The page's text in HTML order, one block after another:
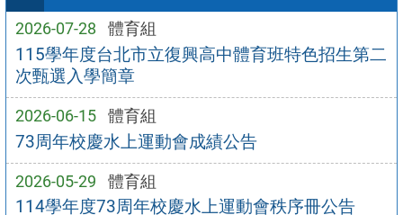
2026-07-28 體育組
115學年度台北市立復興高中體育班特色招生第二
次甄選入學簡章
2026-06-15 體育組
73周年校慶水上運動會成績公告
2026-05-29 體育組
114學年度73周年校慶水上運動會秩序冊公告